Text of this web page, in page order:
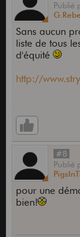
Publié
Sans aucun
liste de tous
d'équité
http://
#8
Publié
pour une
bien!